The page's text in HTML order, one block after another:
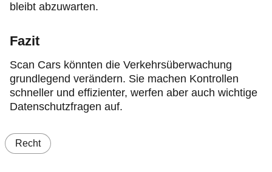
bleibt abzuwarten.
Fazit
Scan Cars könnten die Verkehrsüberwachung
grundlegend verändern. Sie machen Kontrollen
schneller und effizienter, werfen aber auch wichtige
Datenschutzfragen auf.
Recht